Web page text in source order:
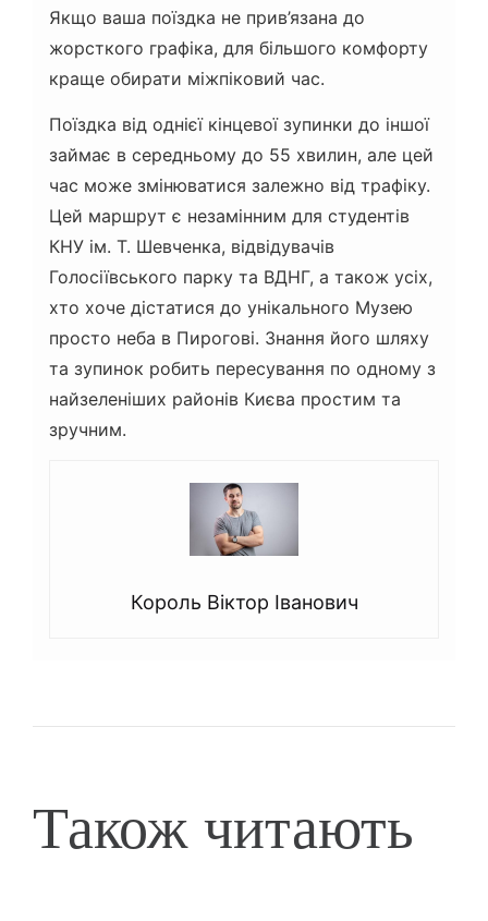
Якщо ваша поїздка не прив’язана до
жорсткого графіка, для більшого комфорту
краще обирати міжпіковий час.
Поїздка від однієї кінцевої зупинки до іншої
займає в середньому до 55 хвилин, але цей
час може змінюватися залежно від трафіку.
Цей маршрут є незамінним для студентів
КНУ ім. Т. Шевченка, відвідувачів
Голосіївського парку та ВДНГ, а також усіх,
хто хоче дістатися до унікального Музею
просто неба в Пирогові. Знання його шляху
та зупинок робить пересування по одному з
найзеленіших районів Києва простим та
зручним.
Король Віктор Іванович
Також читають